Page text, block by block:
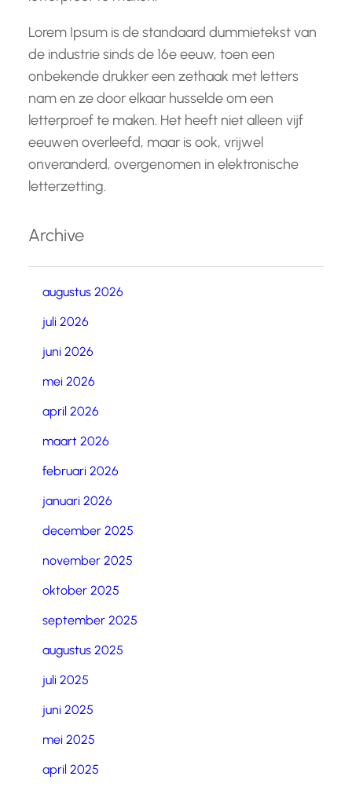
Lorem Ipsum is de standaard dummietekst van
de industrie sinds de 16e eeuw, toen een
onbekende drukker een zethaak met letters
nam en ze door elkaar husselde om een
letterproef te maken. Het heeft niet alleen vijf
eeuwen overleefd, maar is ook, vrijwel
onveranderd, overgenomen in elektronische
letterzetting.
Archive
augustus 2026
juli 2026
juni 2026
mei 2026
april 2026
maart 2026
februari 2026
januari 2026
december 2025
november 2025
oktober 2025
september 2025
augustus 2025
juli 2025
juni 2025
mei 2025
april 2025